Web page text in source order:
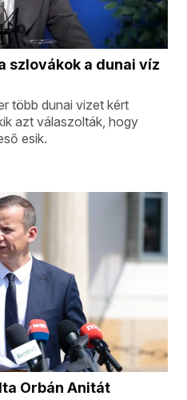
szlovákok a dunai víz
több dunai vizet kért
azt válaszolták, hogy
esik.
Orbán Anitát